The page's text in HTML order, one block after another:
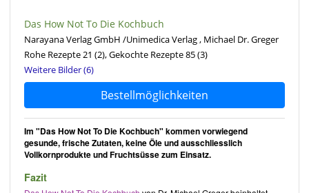
Das How Not To Die Kochbuch
Narayana Verlag GmbH /Unimedica Verlag , Michael Dr. Greger
Rohe Rezepte 21 (2), Gekochte Rezepte 85(3)
Weitere Bilder (6)
Bestellmöglichkeiten
Im "Das How Not To Die Kochbuch" kommen vorwiegend
gesunde, frische Zutaten, keine Öle und ausschliesslich
Vollkornprodukte und Fruchtsüsse zum Einsatz.
Fazit